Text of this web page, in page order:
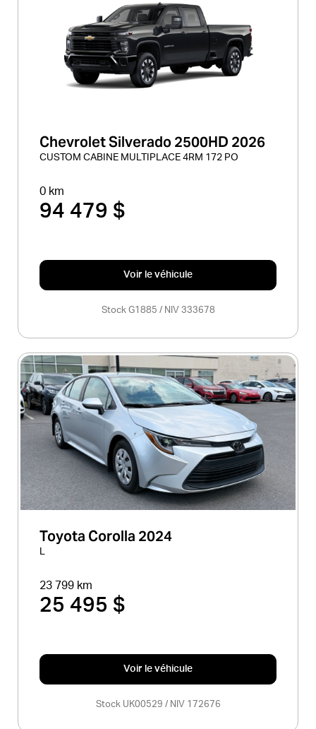
Chevrolet Silverado 2500HD 2026
CUSTOM CABINE MULTIPLACE 4RM 172 PO
0 km
94 479 $
Voir le véhicule
Stock G1885 / NIV 333678
Toyota Corolla 2024
L
23 799 km
25 495 $
Voir le véhicule
Stock UK00529 / NIV 172676